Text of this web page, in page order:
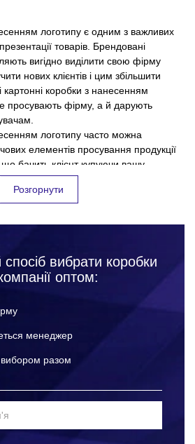
логотипу є одним з важливих
товарів. Брендовані
вигідно виділити свою фірму
нових клієнтів і цим збільшити
коробки з нанесенням
просувають фірму, а й дарують
логотипу часто можна
елементів просування продукції
бачить клієнт купуючи вашу
12 пропонує широкий вибір
оптом на будь-який смак та
високою якістю,
цілей.
принесе вам задоволення, але
продукцію високої якості з
часових рамок виконання замовлення
термінів);
зменшуються зі зростанням обсягу
постійних клієнтів;
по всій Україні.
Розгорнути
вибрати коробки
оптом:
менеджер
вибором разом